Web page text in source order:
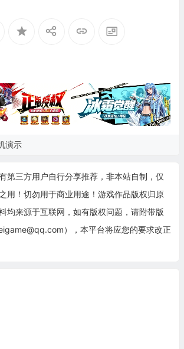
演示
第三方用户自行分享推荐，非本站自制，仅
用！切勿用于商业用途！游戏作品版权归原
均来源于互联网，如有版权问题，请附带版
），本平台将应您的要求改正